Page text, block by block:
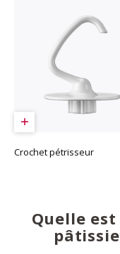
Crochet pétrisseur
Quelle